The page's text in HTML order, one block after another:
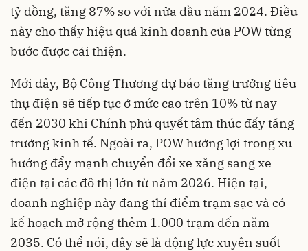
tỷ đồng, tăng 87% so với nửa đầu năm 2024. Điều
này cho thấy hiệu quả kinh doanh của POW từng
bước được cải thiện.
Mới đây, Bộ Công Thương dự báo tăng trưởng tiêu
thụ điện sẽ tiếp tục ở mức cao trên 10% từ nay
đến 2030 khi Chính phủ quyết tâm thúc đẩy tăng
trưởng kinh tế. Ngoài ra, POW hưởng lợi trong xu
hướng đẩy mạnh chuyển đổi xe xăng sang xe
điện tại các đô thị lớn từ năm 2026. Hiện tại,
doanh nghiệp này đang thí điểm trạm sạc và có
kế hoạch mở rộng thêm 1.000 trạm đến năm
2035. Có thể nói, đây sẽ là động lực xuyên suốt